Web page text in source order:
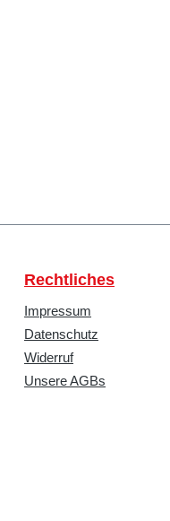
Rechtliches
Impressum
Datenschutz
Widerruf
Unsere AGBs